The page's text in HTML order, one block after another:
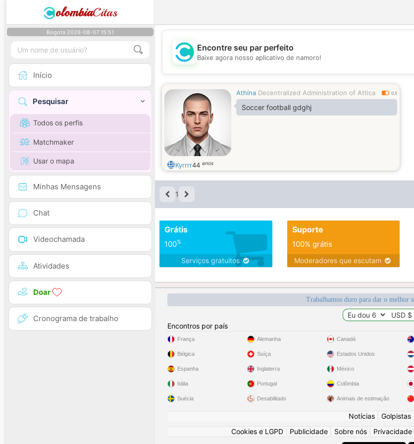
olombiaCitas
Bogota 2026-08-07 15:51
Início
Pesquisar
Todos os perfis
Matchmaker
Usar o mapa
Minhas Mensagens
Chat
Videochamada
Atividades
Doar
Cronograma de trabalho
💖
Encontre seu par perfeito
Baixe agora nosso aplicativo de namoro!
Athína Decentralized Administration of Attica 0.5
Soccer football gdghj
Kyrrrr44 anos
1
Grátis
100%
Serviços gratuitos
Suporte
100% grátis
Moderadores que escutam
Trabalhamos duro para dar o melhor
Encontros por país
França
Bélgica
Espanha
Itália
Suécia
Alemanha
Suíça
Inglaterra
Portugal
Desabilitado
Canadá
Estados Unidos
México
Colômbia
Animais de estimação
Notícias Golpistas
Cookies e LGPD
Publicidade Sobre nós Privacidade